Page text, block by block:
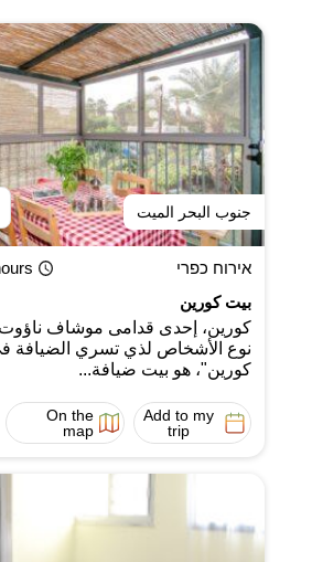
جنوب البحر الميت
אירוח כפרי
بيت كورين
كورين، إحدى قدامى موشاف
نوع الأشخاص لذي تسري الضيافة
كورين"، هو بيت ضيافة...
Add to my
trip
On the
map